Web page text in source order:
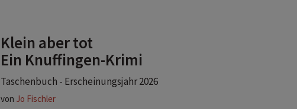
Klein aber tot
Ein Knuffingen-Krimi
Taschenbuch - Erscheinungsjahr 2026
von Jo Fischler